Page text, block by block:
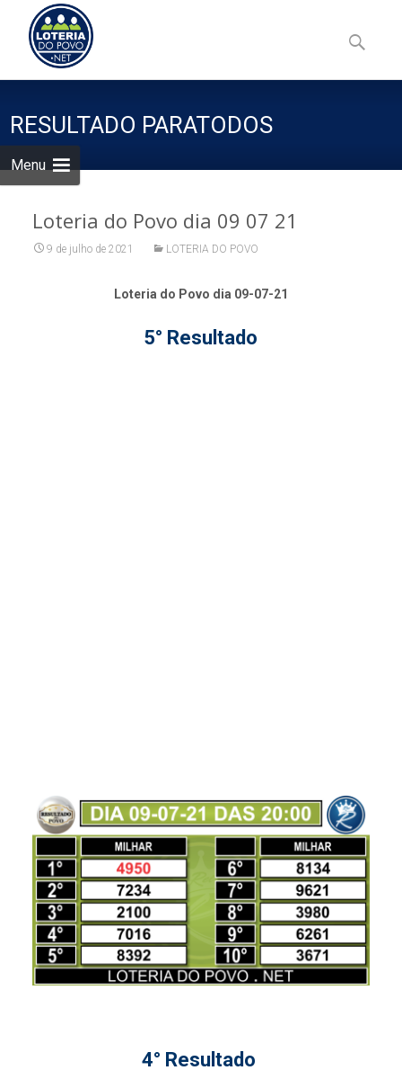
Menu
to
content
por:
RESULTADO PARATODOS
Loteria do Povo dia 09 07 21
9 de julho de 2021 LOTERIA DO POVO
Loteria do Povo dia 09-07-21
5° Resultado
4° Resultado